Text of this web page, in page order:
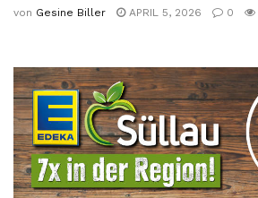
von Gesine Biller APRIL 5, 2026 0